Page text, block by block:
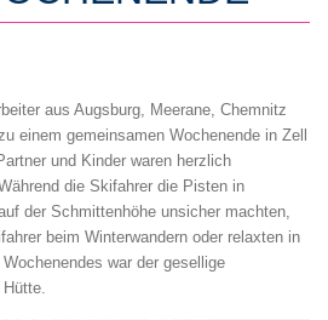
aus Augsburg, Meerane, Chemnitz
einem gemeinsamen Wochenende in Zell
und Kinder waren herzlich
die Skifahrer die Pisten in
der Schmittenhöhe unsicher machten,
beim Winterwandern oder relaxten in
war der gesellige
Hütte.